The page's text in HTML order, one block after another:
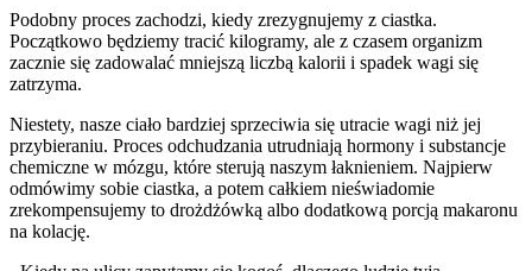
Podobny proces zachodzi, kiedy zrezygnujemy z ciastka.
Początkowo będziemy tracić kilogramy, ale z czasem organizm
zacznie się zadowalać mniejszą liczbą kalorii i spadek wagi się
zatrzyma.
Niestety, nasze ciało bardziej sprzeciwia się utracie wagi niż jej
przybieraniu. Proces odchudzania utrudniają hormony i substancje
chemiczne w mózgu, które sterują naszym łaknieniem. Najpierw
odmówimy sobie ciastka, a potem całkiem nieświadomie
zrekompensujemy to drożdżówką albo dodatkową porcją makaronu
na kolację.